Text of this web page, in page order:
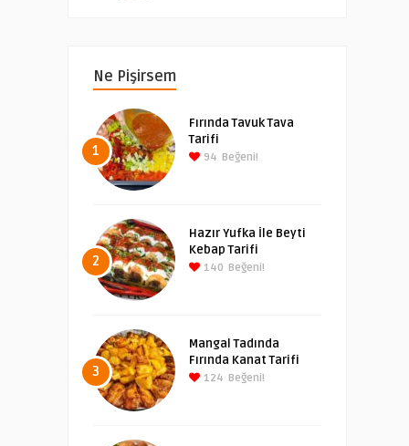
Ne Pişirsem
1
Fırında Tavuk Tava
Tarifi
94 Beğeni!
2
Hazır Yufka İle Beyti
Kebap Tarifi
140 Beğeni!
3
Mangal Tadında
Fırında Kanat Tarifi
124 Beğeni!